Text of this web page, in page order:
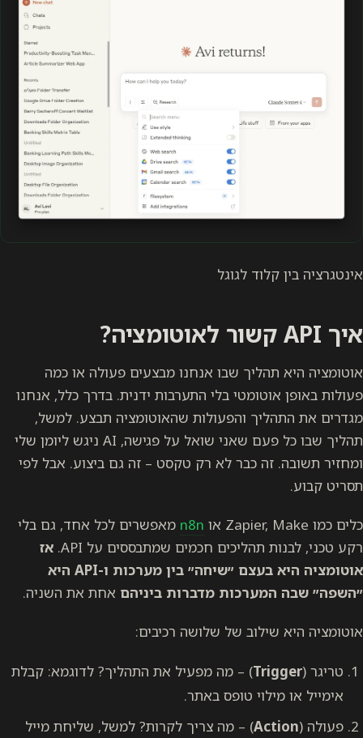
אינטגרציה בין קלוד לגוגל
איך API קשור לאוטומציה?
אוטומציה היא תהליך שבו אנחנו מבצעים פעולה או כמה
פעולות באופן אוטומטי בלי התערבות ידנית. בדרך כלל, אנחנו
מגדרים את התהליך והפעולות שהאוטומציה תבצע. למשל,
תהליך שבו כל פעם שאני שואל על פגישה, AI ניגש ליומן שלי
ומחזיר תשובה. זה כבר לא רק טקסט – זה גם ביצוע. אבל לפי
תסריט קבוע.
כלים כמו Zapier, Make או n8n מאפשרים לכל אחד, גם בלי
רקע טכני, לבנות תהליכים חכמים שמתבססים על API.
אז
אוטומציה היא בעצם ״שיחה״ בין מערכות ו-API היא
״השפה״ שבה המערכות מדברות ביניהם אחת את השניה.
אוטומציה היא שילוב של שלושה רכיבים:
טריגר (Trigger) – מה מפעיל את התהליך? לדוגמא: קבלת
אימייל או מילוי טופס באתר.
פעולה (Action) – מה צריך לקרות? למשל, שליחת מייל